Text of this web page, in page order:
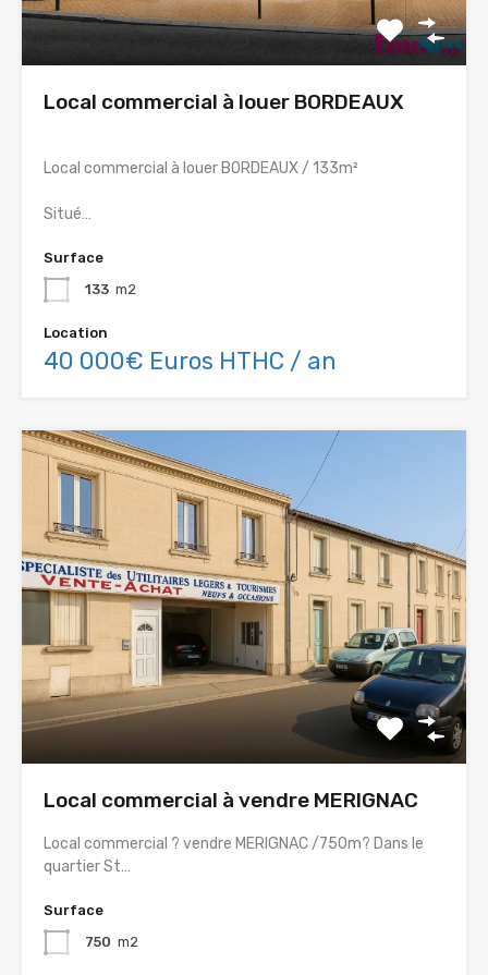
Local commercial à louer BORDEAUX
Local commercial à louer BORDEAUX / 133m²
Situé…
Surface
133 m2
Location
40 000€ Euros HTHC / an
Local commercial à vendre MERIGNAC
Local commercial ? vendre MERIGNAC /750m? Dans le
quartier St…
Surface
750 m2